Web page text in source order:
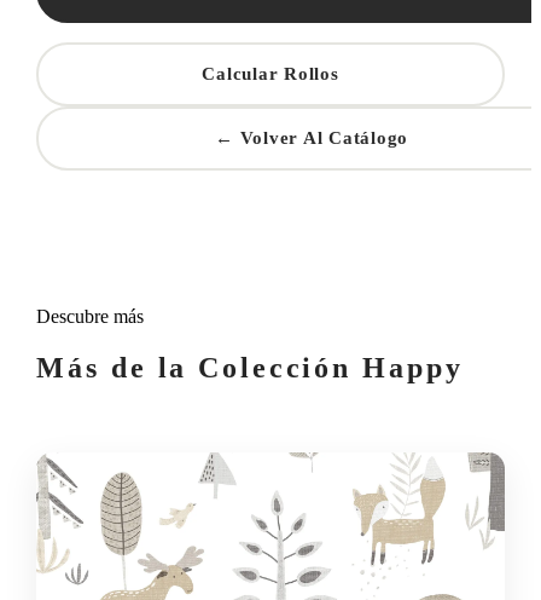
Calcular Rollos
← Volver Al Catálogo
Descubre más
Más de la Colección Happy